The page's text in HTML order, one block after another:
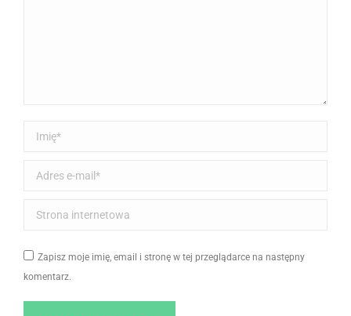
Imię *
Adres e-mail *
Strona internetowa
Zapisz moje imię, email i stronę w tej przeglądarce na następny
komentarz.